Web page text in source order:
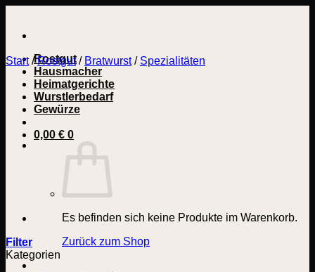
springen
Rostgut
Hausmacher
Heimatgerichte
Wurstlerbedarf
Gewürze
0,00 € 0
Es befinden sich keine Produkte im Warenkorb.
Zurück zum Shop
Start / Rostgut / Bratwurst / Spezialitäten
Filter
Kategorien